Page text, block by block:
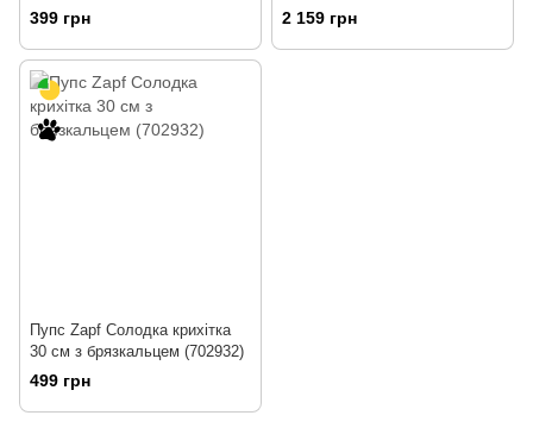
Creation (703670)
399 грн
(827956)
2 159 грн
Пупс Zapf Солодка крихітка
30 см з брязкальцем (702932)
499 грн